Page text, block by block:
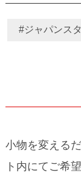
#ジャパンス
小物を変える
ト内にてご希